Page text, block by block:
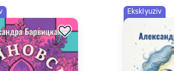
Eksklyuziv